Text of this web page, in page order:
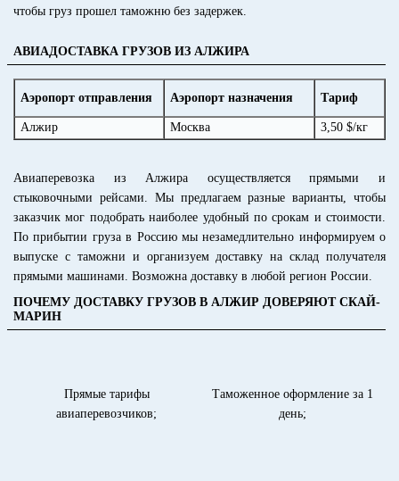
чтобы груз прошел таможню без задержек.
АВИАДОСТАВКА ГРУЗОВ ИЗ АЛЖИРА
Аэропорт отправления Аэропорт назначения Тариф
Алжир Москва 3,50 $/кг
Авиаперевозка из Алжира осуществляется прямыми и
стыковочными рейсами. Мы предлагаем разные варианты, чтобы
заказчик мог подобрать наиболее удобный по срокам и стоимости.
По прибытии груза в Россию мы незамедлительно информируем о
выпуске с таможни и организуем доставку на склад получателя
прямыми машинами. Возможна доставку в любой регион России.
ПОЧЕМУ ДОСТАВКУ ГРУЗОВ В АЛЖИР ДОВЕРЯЮТ СКАЙ-
МАРИН
Прямые тарифы
авиаперевозчиков;
Таможенное оформление за 1
день;